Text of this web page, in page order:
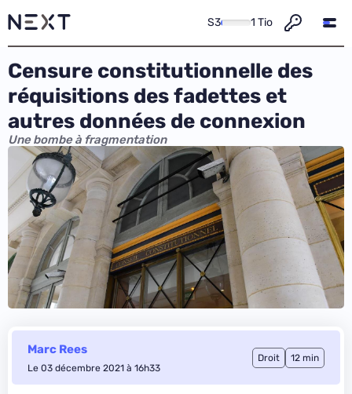
S3 1 Tio
Censure constitutionnelle des
réquisitions des fadettes et
autres données de connexion
Une bombe à fragmentation
Marc Rees
Le 03 décembre 2021 à 16h33
Droit 12 min